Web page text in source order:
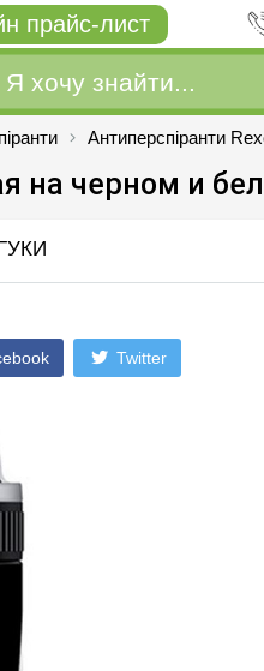
прайс-лист
Антиперспіранти
на черном и
Twitter